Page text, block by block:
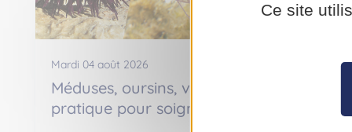
Mardi 04 août 2026
Méduses, oursins, vives : petit guide
pratique pour soigner les blessures
Ce site